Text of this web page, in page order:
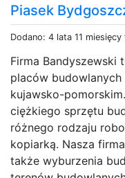
Piasek
Dodano: 4 lata 11 miesięcy
Firma Bandyszewski
placów
kujawsko-
ciężkiego sprzętu
różnego rodzaju
kopiarką. Nasza
także wyburzenia